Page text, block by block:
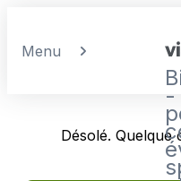
Menu
-
Désolé. Quelque